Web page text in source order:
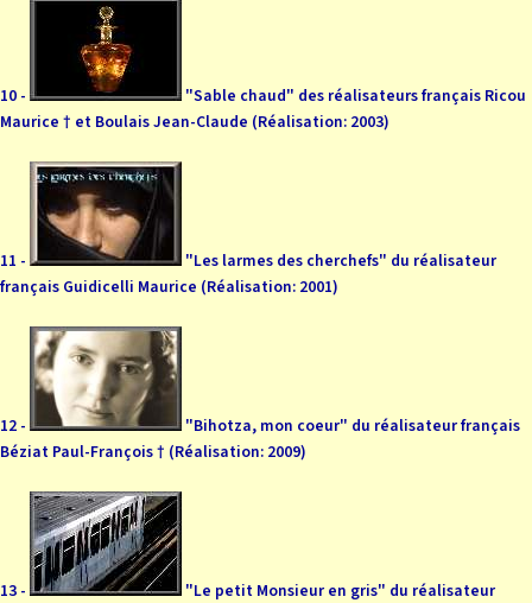
10 -
"Sable chaud" des réalisateurs français Ricou
Maurice † et Boulais Jean-Claude (Réalisation: 2003)
11 -
"Les larmes des cherchefs" du réalisateur
français Guidicelli Maurice (Réalisation: 2001)
12 -
"Bihotza, mon coeur" du réalisateur français
Béziat Paul-François † (Réalisation: 2009)
13 -
"Le petit Monsieur en gris" du réalisateur